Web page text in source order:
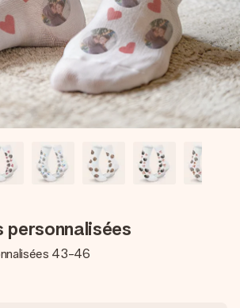
d’unique en quelques étapes – avec
photo ou un message qui touche le cœur.
juste tout l’amour pour le moment idéal.
43-46